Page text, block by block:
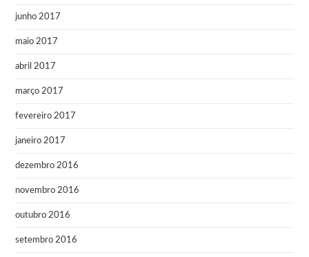
junho 2017
maio 2017
abril 2017
março 2017
fevereiro 2017
janeiro 2017
dezembro 2016
novembro 2016
outubro 2016
setembro 2016